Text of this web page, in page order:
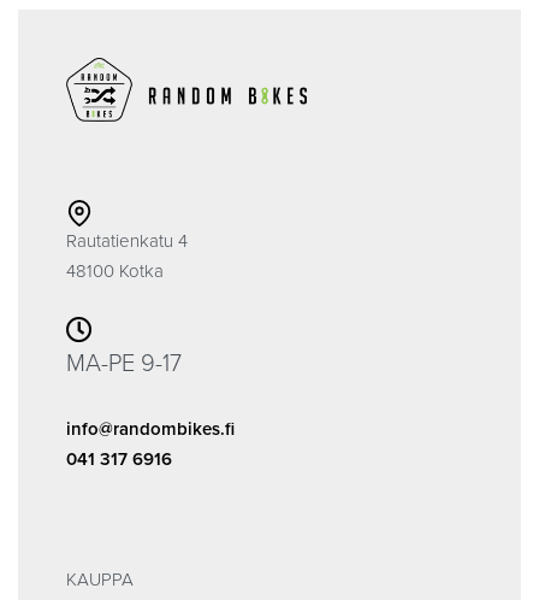
Rautatienkatu 4
48100 Kotka
MA-PE 9-17
info@randombikes.fi
041 317 6916
KAUPPA